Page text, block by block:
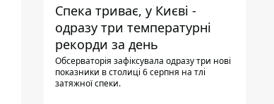
Спека триває, у Києві -
одразу три температурні
рекорди за день
Обсерваторія зафіксувала одразу три нові
показники в столиці 6 серпня на тлі
затяжної спеки.